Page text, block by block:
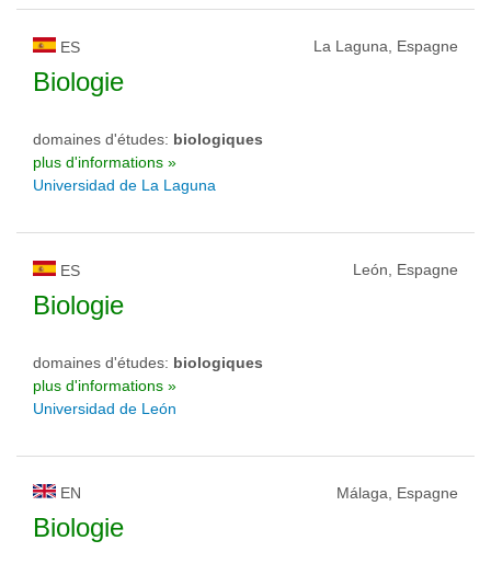
ES La Laguna, Espagne
Biologie
domaines d'études: biologiques
plus d'informations »
Universidad de La Laguna
ES León, Espagne
Biologie
domaines d'études: biologiques
plus d'informations »
Universidad de León
EN Málaga, Espagne
Biologie